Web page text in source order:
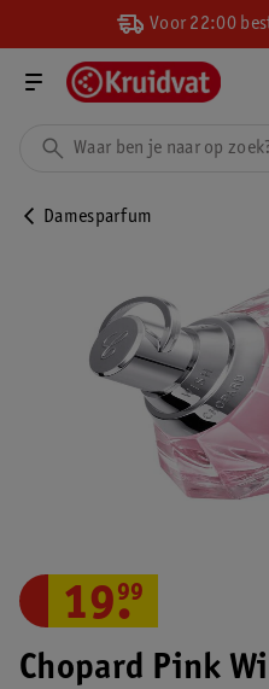
Voor 22:00
Damesparfum
Chopard Pink
19.
99